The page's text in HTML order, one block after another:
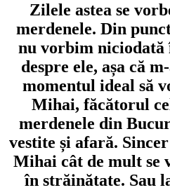
Zilele astea se
merdenele. Din
nu vorbim niciodată
despre ele, așa că
momentul ideal să
Mihai, făcătorul
merdenele din
vestite și afară.
Mihai cât de mult se
în străinătate. Sau